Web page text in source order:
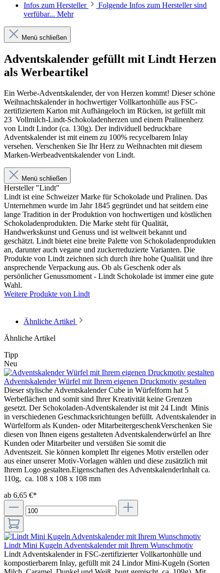
Infos zum Hersteller
Folgende Infos zum Hersteller sind
verfübar... Mehr
Menü schließen
Adventskalender gefüllt mit Lindt Herzen
als Werbeartikel
Ein Werbe-Adventskalender, der von Herzen kommt! Dieser schöne
Weihnachtskalender in hochwertiger Vollkartonhülle aus FSC-
zertifiziertem Karton mit Aufhängeloch im Rücken, ist gefüllt mit
23 Vollmilch-Lindt-Schokoladenherzen und einem Pralinenherz
von Lindt Lindor (ca. 130g). Der individuell bedruckbare
Adventskalender ist mit einem zu 100% recycelbarem Inlay
versehen. Verschenken Sie Ihr Herz zu Weihnachten mit diesem
Marken-Werbeadventskalender von Lindt.
Menü schließen
Hersteller "Lindt"
Lindt ist eine Schweizer Marke für Schokolade und Pralinen. Das
Unternehmen wurde im Jahr 1845 gegründet und hat seitdem eine
lange Tradition in der Produktion von hochwertigen und köstlichen
Schokoladenprodukten. Die Marke steht für Qualität,
Handwerkskunst und Genuss und ist weltweit bekannt und
geschätzt. Lindt bietet eine breite Palette von Schokoladenprodukten
an, darunter auch vegane und zuckerreduzierte Varianten. Die
Produkte von Lindt zeichnen sich durch ihre hohe Qualität und ihre
ansprechende Verpackung aus. Ob als Geschenk oder als
persönlicher Genussmoment - Lindt Schokolade ist immer eine gute
Wahl.
Weitere Produkte von Lindt
Ähnliche Artikel
Ähnliche Artikel
Tipp
Neu
Adventskalender Würfel mit Ihrem eigenen Druckmotiv gestalten
Dieser stylische Adventskalender Cube in Würfelform hat 5
Werbeflächen und somit sind Ihrer Kreativität keine Grenzen
gesetzt. Der Schokoladen-Adventskalender ist mit 24 Lindt Minis
in verschiedenen Geschmacksrichtungen befüllt. Adventskalender in
Würfelform als Kunden- oder MitarbeitergeschenkVerschenken Sie
diesen von Ihnen eigens gestalteten Adventskalenderwürfel an Ihre
Kunden oder Mitarbeiter und versüßen Sie somit die
Adventszeit. Sie können komplett Ihr eigenes Motiv erstellen oder
aus einer unserer Motiv-Vorlagen wählen und diese zusätzlich mit
Ihrem Logo gestalten.Eigenschaften des AdventskalenderInhalt ca.
110g, ca. 108 x 108 x 108 mm
ab 6,65 €*
Lindt Mini Kugeln Adventskalender mit Ihrem Wunschmotiv
Lindt Adventskalender in FSC-zertifizierter Vollkartonhülle und
kompostierbarem Inlay, gefüllt mit 24 Lindor Mini-Kugeln (Sorten